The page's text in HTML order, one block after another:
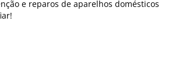
e reparos de aparelhos domésticos